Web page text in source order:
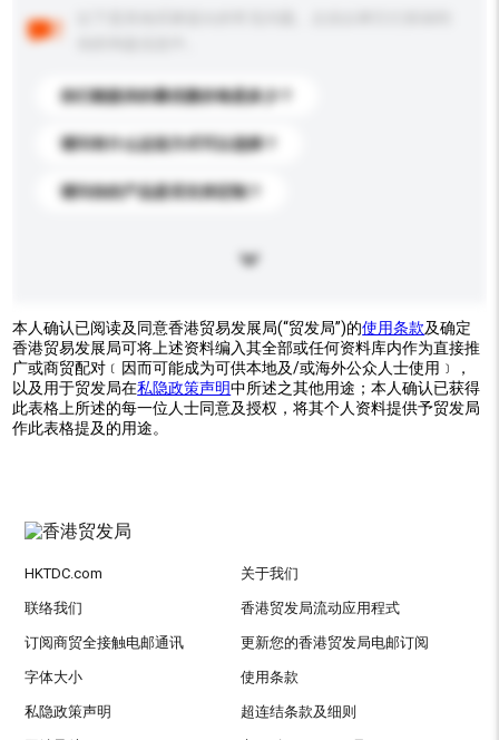
你们能提供的最优惠价格是多少？
请问有什么运送方式可以选择？
请问你的产品是否支持定制？
本人确认已阅读及同意香港贸易发展局(“贸发局”)的使用条款及确定
香港贸易发展局可将上述资料编入其全部或任何资料库内作为直接推
广或商贸配对﹝因而可能成为可供本地及/或海外公众人士使用﹞，
以及用于贸发局在私隐政策声明中所述之其他用途；本人确认已获得
此表格上所述的每一位人士同意及授权，将其个人资料提供予贸发局
作此表格提及的用途。
HKTDC.com 关于我们
联络我们 香港贸发局流动应用程式
订阅商贸全接触电邮通讯 更新您的香港贸发局电邮订阅
字体大小 使用条款
私隐政策声明 超连结条款及细则